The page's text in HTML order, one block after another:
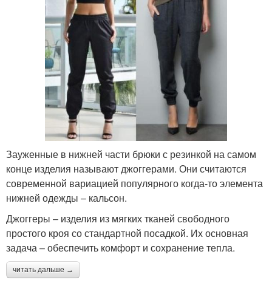
Зауженные в нижней части брюки с резинкой на самом
конце изделия называют джоггерами. Они считаются
современной вариацией популярного когда-то элемента
нижней одежды – кальсон.
Джоггеры – изделия из мягких тканей свободного
простого кроя со стандартной посадкой. Их основная
задача – обеспечить комфорт и сохранение тепла.
читать дальше →